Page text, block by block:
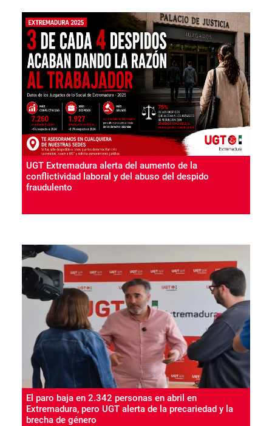
UGT Extremadura alerta del aumento de la
conflictividad laboral y del abuso del despido
fraudulento
El paro baja en 2.342 personas en abril en
Extremadura, pero UGT alerta de la precariedad y la
brecha de género